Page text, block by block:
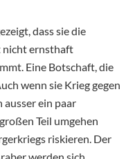
dass sie die
nicht ernsthaft
Eine Botschaft, die
wenn sie Krieg gegen
ausser ein paar
Teil umgehen
riskieren. Der